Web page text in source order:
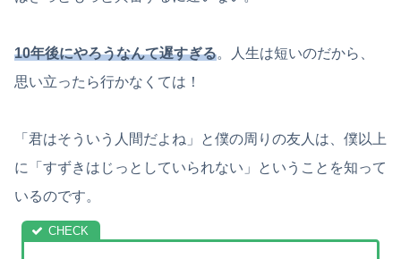
10年後にやろうなんて遅すぎる。人生は短いのだから、
思い立ったら行かなくては！
「君はそういう人間だよね」と僕の周りの友人は、僕以上
に「すずきはじっとしていられない」ということを知って
いるのです。